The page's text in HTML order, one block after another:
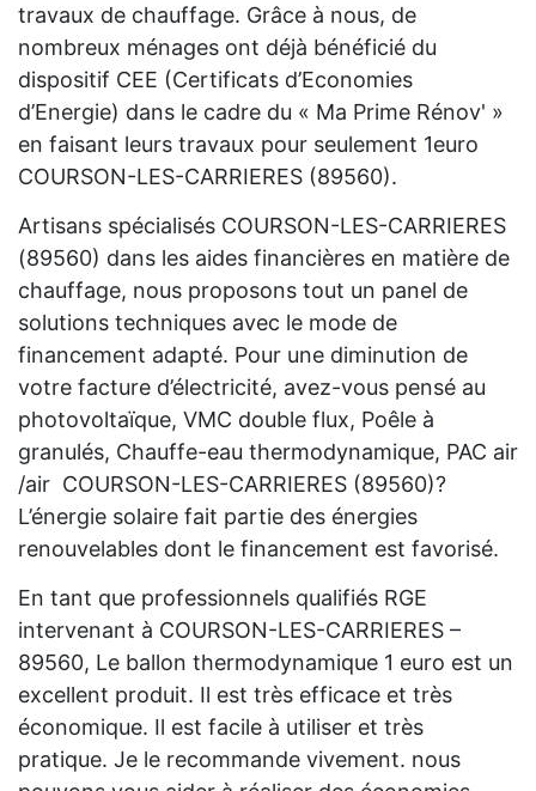
travaux de chauffage. Grâce à nous, de
nombreux ménages ont déjà bénéficié du
dispositif CEE (Certificats d’Economies
d’Energie) dans le cadre du « Ma Prime Rénov' »
en faisant leurs travaux pour seulement 1euro
COURSON-LES-CARRIERES (89560).
Artisans spécialisés COURSON-LES-CARRIERES
(89560) dans les aides financières en matière de
chauffage, nous proposons tout un panel de
solutions techniques avec le mode de
financement adapté. Pour une diminution de
votre facture d’électricité, avez-vous pensé au
photovoltaïque, VMC double flux, Poêle à
granulés, Chauffe-eau thermodynamique, PAC air
/air COURSON-LES-CARRIERES (89560)?
L’énergie solaire fait partie des énergies
renouvelables dont le financement est favorisé.
En tant que professionnels qualifiés RGE
intervenant à COURSON-LES-CARRIERES –
89560, Le ballon thermodynamique 1 euro est un
excellent produit. Il est très efficace et très
économique. Il est facile à utiliser et très
pratique. Je le recommande vivement. nous